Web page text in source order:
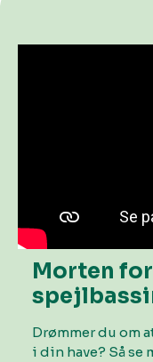
Morten
Drømmer du om
i din have? Så se